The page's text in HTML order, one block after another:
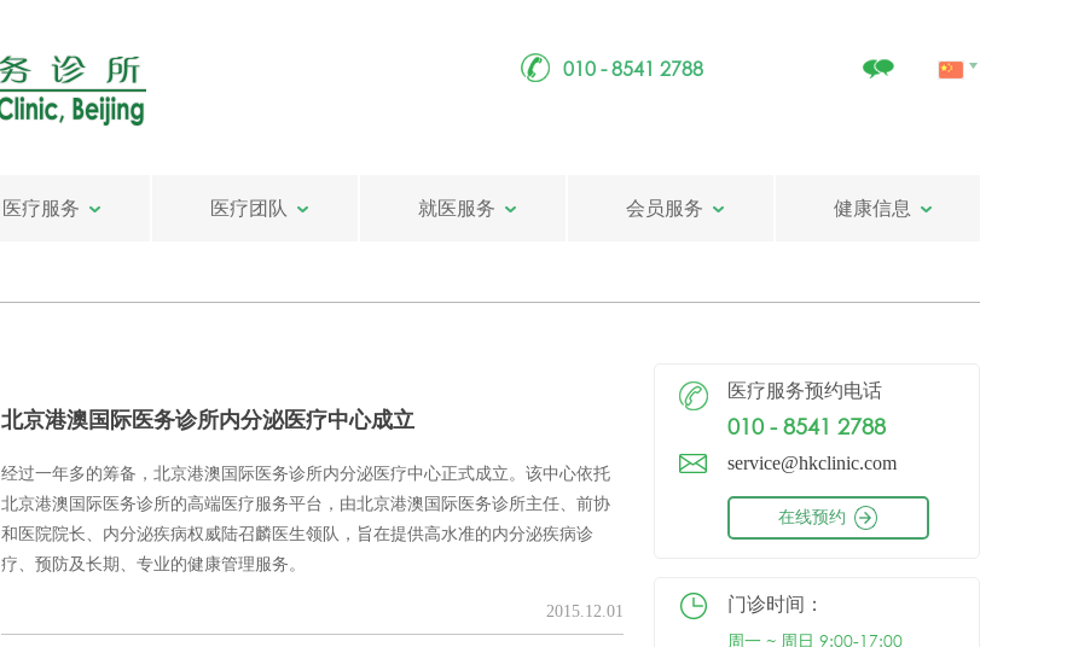
010 - 8541 2788
医疗服务 医疗团队 就医服务 会员服务 健康信息
北京港澳国际医务诊所内分泌医疗中心成立
经过一年多的筹备，北京港澳国际医务诊所内分泌医疗中心正式成立。该中心依托
北京港澳国际医务诊所的高端医疗服务平台，由北京港澳国际医务诊所主任、前协
和医院院长、内分泌疾病权威陆召麟医生领队，旨在提供高水准的内分泌疾病诊
疗、预防及长期、专业的健康管理服务。
2015.12.01
医疗服务预约电话
010 - 8541 2788
service@hkclinic.com
在线预约
门诊时间：
周一 ~ 周日 9:00-17:00